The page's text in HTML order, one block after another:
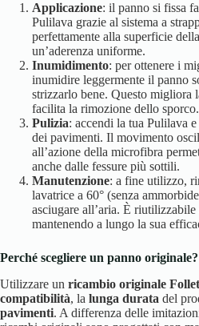
Applicazione: il panno si fissa
Pulilava grazie al sistema a
perfettamente alla superficie
un’aderenza uniforme.
Inumidimento: per ottenere i
inumidire leggermente il panno
strizzarlo bene. Questo migliora
facilita la rimozione dello sporco.
Pulizia: accendi la tua Pulilava
dei pavimenti. Il movimento
all’azione della microfibra
anche dalle fessure più sottili.
Manutenzione: a fine utilizzo,
lavatrice a 60° (senza
asciugare all’aria. È
mantenendo a lungo la sua
Perché scegliere un panno originale?
Utilizzare un ricambio originale
compatibilità, la lunga durata del
pavimenti. A differenza delle